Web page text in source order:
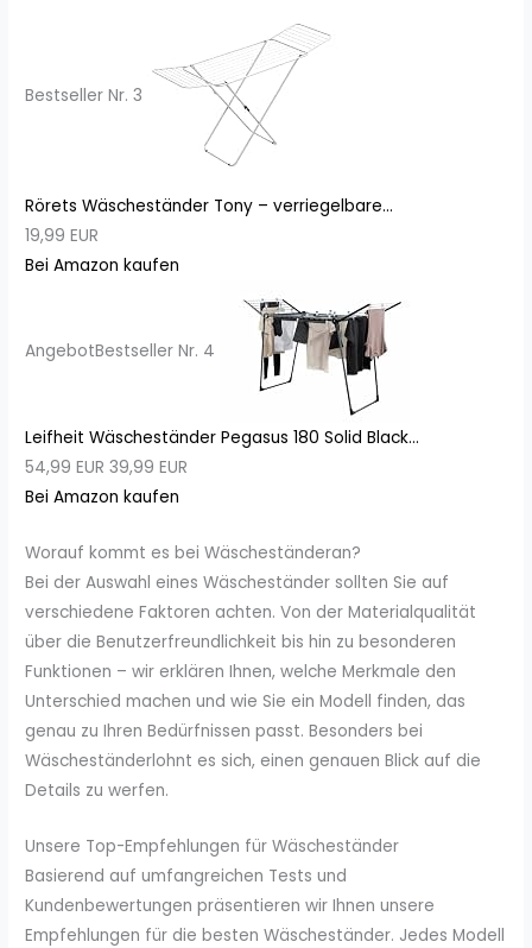
Bestseller Nr. 3
Rörets Wäscheständer Tony – verriegelbare...
19,99 EUR
Bei Amazon kaufen
AngebotBestseller Nr. 4
Leifheit Wäscheständer Pegasus 180 Solid Black...
54,99 EUR 39,99 EUR
Bei Amazon kaufen
Worauf kommt es bei Wäscheständeran?
Bei der Auswahl eines Wäscheständer sollten Sie auf
verschiedene Faktoren achten. Von der Materialqualität
über die Benutzerfreundlichkeit bis hin zu besonderen
Funktionen – wir erklären Ihnen, welche Merkmale den
Unterschied machen und wie Sie ein Modell finden, das
genau zu Ihren Bedürfnissen passt. Besonders bei
Wäscheständerlohnt es sich, einen genauen Blick auf die
Details zu werfen.
Unsere Top-Empfehlungen für Wäscheständer
Basierend auf umfangreichen Tests und
Kundenbewertungen präsentieren wir Ihnen unsere
Empfehlungen für die besten Wäscheständer. Jedes Modell